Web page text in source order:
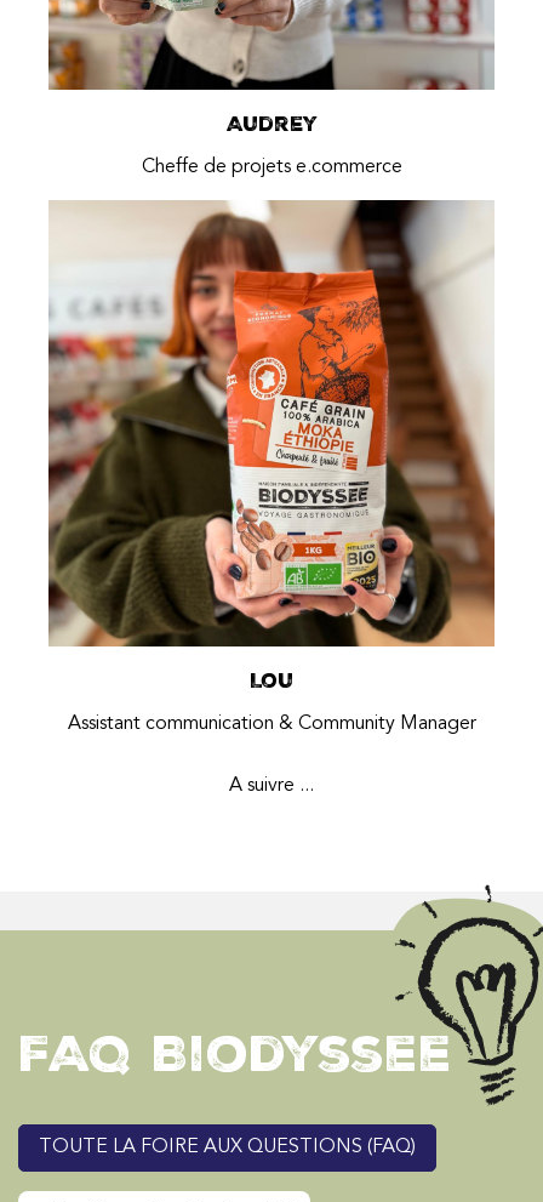
Audrey
Cheffe de projets e.commerce
Lou
Assistant communication & Community Manager
A suivre ...
FAQ Biodyssee
TOUTE LA FOIRE AUX QUESTIONS (FAQ)